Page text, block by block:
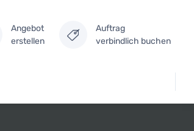
Angebot
erstellen
Auftrag
verbindlich buchen